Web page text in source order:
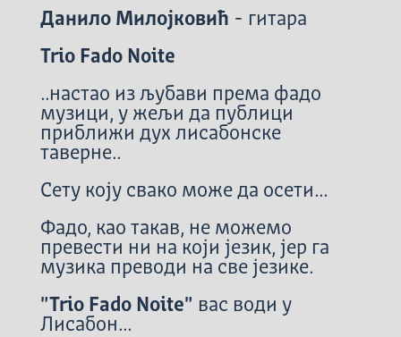
Данило Милојковић - гитара
Trio Fado Noite
..настао из љубави према фадо
музици, у жељи да публици
приближи дух лисабонске
таверне..
Сету коју свако може да осети...
Фадо, као такав, не можемо
превести ни на који језик, јер га
музика преводи на све језике.
"Trio Fado Noite" вас води у
Лисабон...